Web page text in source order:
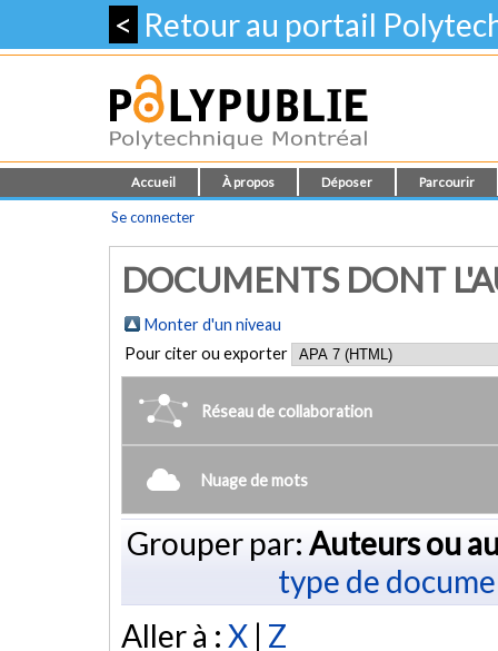
< Retour au portail
Accueil À propos Déposer Parcourir
Se connecter
DOCUMENTS DONT
Monter d'un niveau
Pour citer ou exporter
Réseau de collaboration
Nuage de mots
Grouper par: Auteurs ou
type de
Aller à : X | Z